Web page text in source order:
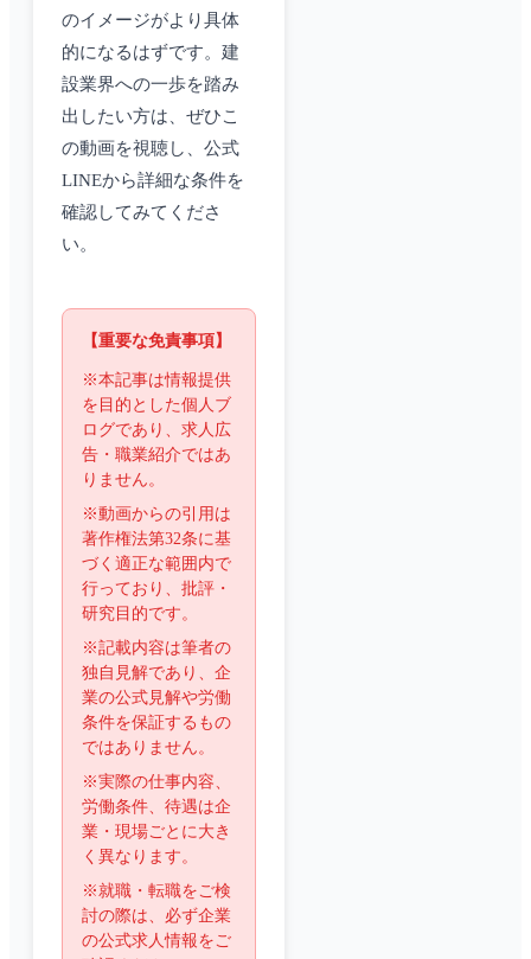
のイメージがより具体
的になるはずです。建
設業界への一歩を踏み
出したい方は、ぜひこ
の動画を視聴し、公式
LINEから詳細な条件を
確認してみてくださ
い。
【重要な免責事項】
※本記事は情報提供
を目的とした個人ブ
ログであり、求人広
告・職業紹介ではあ
りません。
※動画からの引用は
著作権法第32条に基
づく適正な範囲内で
行っており、批評・
研究目的です。
※記載内容は筆者の
独自見解であり、企
業の公式見解や労働
条件を保証するもの
ではありません。
※実際の仕事内容、
労働条件、待遇は企
業・現場ごとに大き
く異なります。
※就職・転職をご検
討の際は、必ず企業
の公式求人情報をご